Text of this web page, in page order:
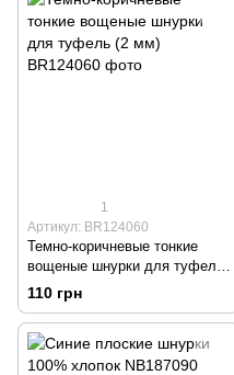
1
Артикул: BR124060
Темно-коричневые тонкие
вощеные шнурки для туфель
(2 мм)
110 грн